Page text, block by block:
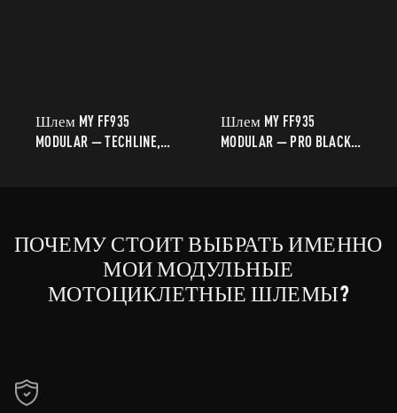
Шлем MY FF935
MODULAR — TECHLINE,
для повседневной и
туристической езды.
Шлем MY FF935
MODULAR — PRO BLACK
ПОЧЕМУ СТОИТ ВЫБРАТЬ ИМЕННО
МОИ МОДУЛЬНЫЕ
МОТОЦИКЛЕТНЫЕ ШЛЕМЫ?